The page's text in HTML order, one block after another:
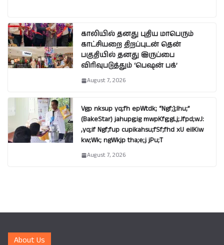
காலியில் தனது புதிய மாபெரும்
காட்சியறை திறப்புடன் தென்
பகுதியில் தனது இருப்பை
விரிவுபடுத்தும் ‘பெஷன் பக்’
August 7, 2026
Vgp nksup yq;fh epWtdk; “Ngf;];lhu;”
(BakeStar) jahupg;ig mwpKfg;gLj;Jfpd;wJ:
,yq;if Ngf;fup cupikahsu;fSf;fhd xU eilKiw
kw;Wk; ngWkjp tha;e;j jPu;T
August 7, 2026
About Us